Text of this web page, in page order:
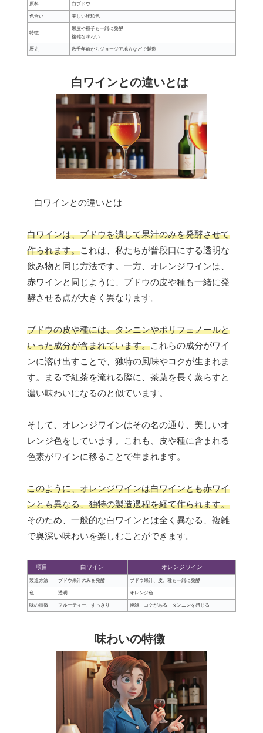
原料 白ブドウ
色合い 美しい琥珀色
特徴
果皮や種子も一緒に発酵
複雑な味わい
歴史 数千年前からジョージア地方などで製造
白ワインとの違いとは
– 白ワインとの違いとは
白ワインは、ブドウを潰して果汁のみを発酵させて
作られます。これは、私たちが普段口にする透明な
飲み物と同じ方法です。一方、オレンジワインは、
赤ワインと同じように、ブドウの皮や種も一緒に発
酵させる点が大きく異なります。
ブドウの皮や種には、タンニンやポリフェノールと
いった成分が含まれています。これらの成分がワイ
ンに溶け出すことで、独特の風味やコクが生まれま
す。まるで紅茶を淹れる際に、茶葉を長く蒸らすと
濃い味わいになるのと似ています。
そして、オレンジワインはその名の通り、美しいオ
レンジ色をしています。これも、皮や種に含まれる
色素がワインに移ることで生まれます。
このように、オレンジワインは白ワインとも赤ワイ
ンとも異なる、独特の製造過程を経て作られます。
そのため、一般的な白ワインとは全く異なる、複雑
で奥深い味わいを楽しむことができます。
項目 白ワイン オレンジワイン
製造方法 ブドウ果汁のみを発酵 ブドウ果汁、皮、種も一緒に発酵
色 透明 オレンジ色
味の特徴 フルーティー、すっきり 複雑、コクがある、タンニンを感じる
味わいの特徴